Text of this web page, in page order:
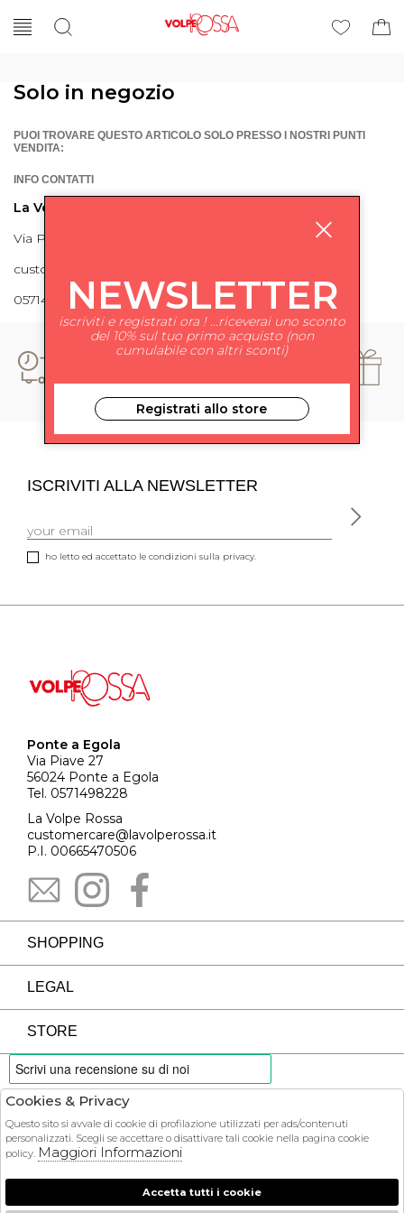
Solo in negozio
PUOI TROVARE QUESTO ARTICOLO SOLO PRESSO I NOSTRI PUNTI
VENDITA:
INFO CONTATTI
La Volpe Rossa
Via Piave 27 56024 Ponte a Egola
customercare@lavolperossa.it
0571498228
ISCRIVITI ALLA NEWSLETTER
ho letto ed accettato le condizioni sulla privacy.
Ponte a Egola
Via Piave 27
56024 Ponte a Egola
Tel. 0571498228
La Volpe Rossa
customercare@lavolperossa.it
P.I. 00665470506
SHOPPING
LEGAL
STORE
PAYMENTS
COURIER
NEWSLETTER
iscriviti e registrati ora ! ...riceverai uno sconto
del 10% sul tuo primo acquisto (non
cumulabile con altri sconti)
Registrati allo store
Cookies & Privacy
Questo sito si avvale di cookie di profilazione utilizzati per ads/contenuti
personalizzati. Scegli se accettare o disattivare tali cookie nella pagina cookie
policy. Maggiori Informazioni
Accetta tutti i cookie